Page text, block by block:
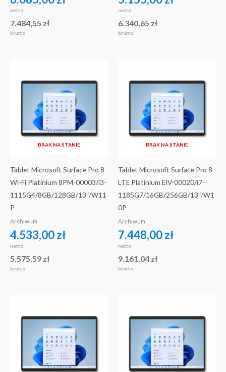
netto
7.484,55 zł
brutto
netto
6.340,65 zł
brutto
BRAK NA STANIE
Tablet Microsoft Surface Pro 8
Wi-Fi Platinium 8PM-00003/i3-
1115G4/8GB/128GB/13″/W11
P
Archiwum
4.533,00zł
netto
5.575,59 zł
brutto
BRAK NA STANIE
Tablet Microsoft Surface Pro 8
LTE Platinium EIV-00020/i7-
1185G7/16GB/256GB/13″/W1
0P
Archiwum
7.448,00zł
netto
9.161,04 zł
brutto